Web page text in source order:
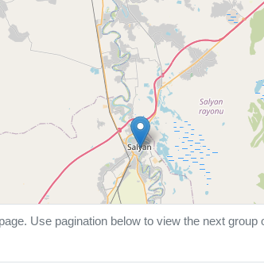
Use pagination below to view the next group